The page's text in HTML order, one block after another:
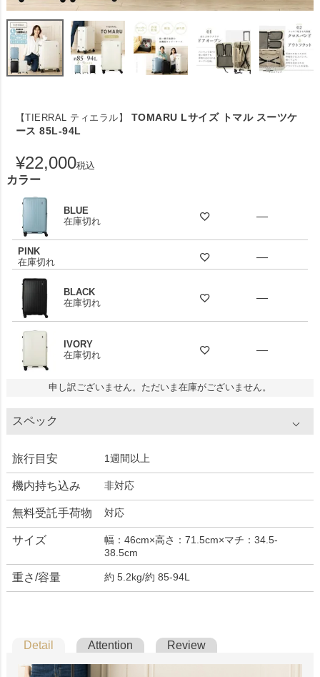
【TIERRAL ティエラル】
TOMARU Lサイズ トマル スーツケ
ース 85L-94L
¥22,000税込
カラー
BLUE
在庫切れ
—
PINK
在庫切れ
—
BLACK
在庫切れ
—
IVORY
在庫切れ
—
申し訳ございません。ただいま在庫がございません。
スペック
旅行目安 1週間以上
機内持ち込み 非対応
無料受託手荷物 対応
サイズ
幅：46cm×高さ：71.5cm×マチ：34.5-
38.5cm
重さ/容量 約 5.2kg/約 85-94L
Detail Attention Review